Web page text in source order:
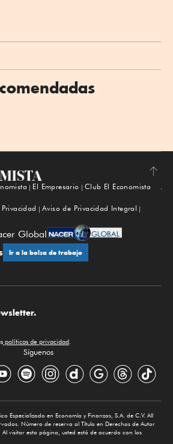
Subir
El Empresario
Club El Economista
Aviso de Privacidad Integral
Global
Ir a la bolsa de trabajo
políticas de privacidad.
Síguenos
Especializado en Economía y Finanzas, S.A. de C.V. All
Número de reserva al Título en Derechos de Autor
visitar esta página, usted está de acuerdo con los